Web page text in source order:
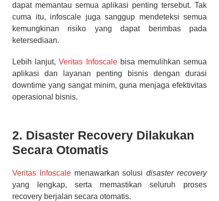
dapat memantau semua aplikasi penting tersebut. Tak
cuma itu, infoscale juga sanggup mendeteksi semua
kemungkinan risiko yang dapat berimbas pada
ketersediaan.
Lebih lanjut, Veritas Infoscalebisa memulihkan semua
aplikasi dan layanan penting bisnis dengan durasi
downtime yang sangat minim, guna menjaga efektivitas
operasional bisnis.
2. Disaster Recovery Dilakukan
Secara Otomatis
Veritas Infoscalemenawarkan solusidisaster recovery
yang lengkap, serta memastikan seluruh proses
recovery berjalan secara otomatis.